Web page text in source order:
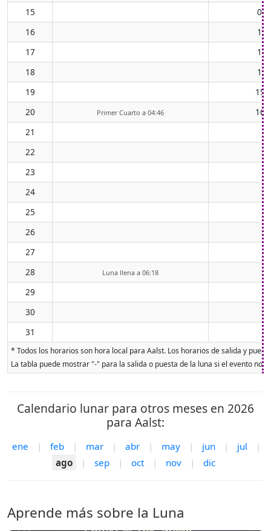
15
16
17
18
19
20
Primer Cuarto a 04:46
21
22
23
24
25
26
27
28
Luna llena a 06:18
29
30
31
* Todos los horarios son hora local para Aalst. Los horarios de salida y
La tabla puede mostrar "-" para la salida o puesta de la luna si el evento no
Calendario lunar para otros meses en 2026
para Aalst:
ene | feb | mar | abr | may | jun | jul
|
ago
| sep | oct | nov | dic
Aprende más sobre la Luna